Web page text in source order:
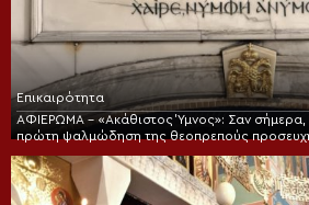
Επικαιρότητα
ΑΦΙΕΡΩΜΑ – «Ακάθιστος Ύμνος»: Σαν σήμερα,
πρώτη ψαλμώδηση της θεοπρεπούς